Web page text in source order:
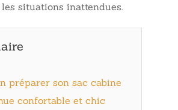
situations inattendues.
préparer son sac cabine
confortable et chic